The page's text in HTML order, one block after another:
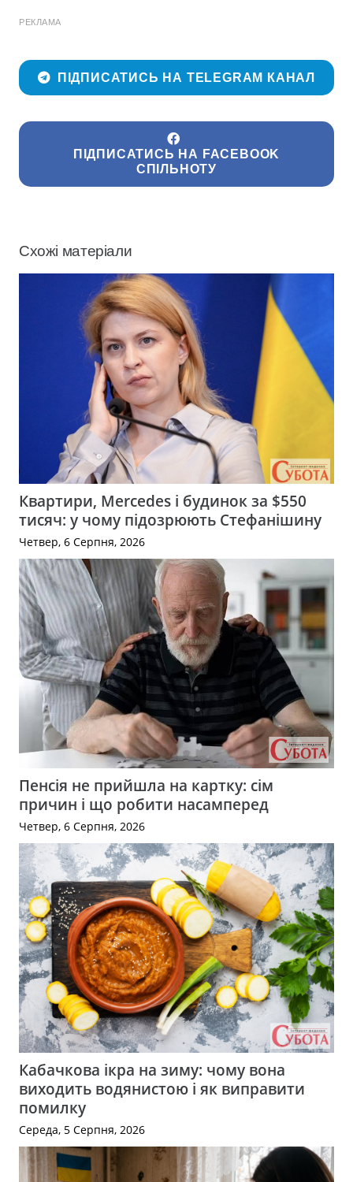
РЕКЛАМА
ПІДПИСАТИСЬ НА TELEGRAM КАНАЛ
ПІДПИСАТИСЬ НА FACEBOOK
СПІЛЬНОТУ
Схожі матеріали
Квартири, Mercedes і будинок за $550
тисяч: у чому підозрюють Стефанішину
Четвер, 6 Серпня, 2026
Пенсія не прийшла на картку: сім
причин і що робити насамперед
Четвер, 6 Серпня, 2026
Кабачкова ікра на зиму: чому вона
виходить водянистою і як виправити
помилку
Середа, 5 Серпня, 2026